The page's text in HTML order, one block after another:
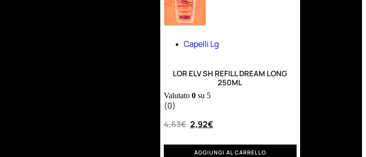
Capelli Lg
LOR ELV SH REFILL DREAM LONG
250ML
Valutato 0su 5
(0)
4,63€ 2,92€
AGGIUNGI AL CARRELLO